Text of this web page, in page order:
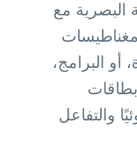
البصرية مع
أو البرامج،
بطاقات
والتفاعل